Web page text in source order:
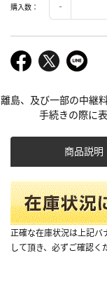
購入数：
離島、及び一部の中継
手続きの際に
商品説明
正確な在庫状況は上記
して頂き、必ずご確認く